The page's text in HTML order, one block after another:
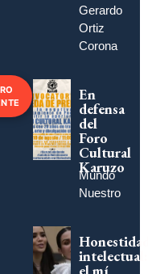
Gerardo
Ortiz
Corona
En
defensa
del
Foro
Cultural
Karuzo
Mundo
Nuestro
intelectual:
el mí